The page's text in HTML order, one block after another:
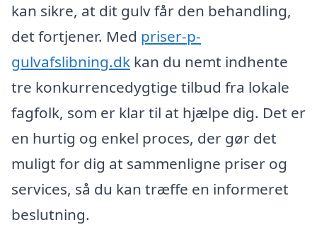
kan sikre, at dit gulv får den behandling,
det fortjener. Med priser-p-
gulvafslibning.dk kan du nemt indhente
tre konkurrencedygtige tilbud fra lokale
fagfolk, som er klar til at hjælpe dig. Det er
en hurtig og enkel proces, der gør det
muligt for dig at sammenligne priser og
services, så du kan træffe en informeret
beslutning.